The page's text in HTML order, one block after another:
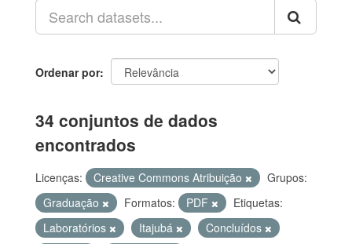
Ordenar por
34 conjuntos de dados
encontrados
Licenças: Creative Commons Atribuição
Grupos:
Graduação
Formatos: PDF
Etiquetas:
Laboratórios
Itajubá
Concluídos